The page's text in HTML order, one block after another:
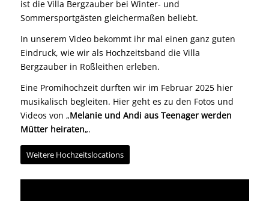
ist die Villa Bergzauber bei Winter- und
Sommersportgästen gleichermaßen beliebt.
In unserem Video bekommt ihr mal einen ganz guten
Eindruck, wie wir als Hochzeitsband die Villa
Bergzauber in Roßleithen erleben.
Eine Promihochzeit durften wir im Februar 2025 hier
musikalisch begleiten. Hier geht es zu den Fotos und
Videos von „Melanie und Andi aus Teenager werden
Mütter heiraten„.
Weitere Hochzeitslocations